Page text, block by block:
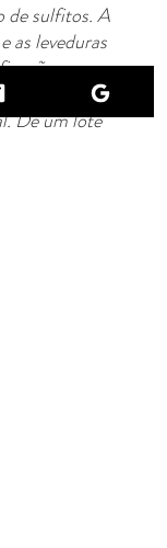
de sulfitos. A
as leveduras
em
taninos leves
De um lote